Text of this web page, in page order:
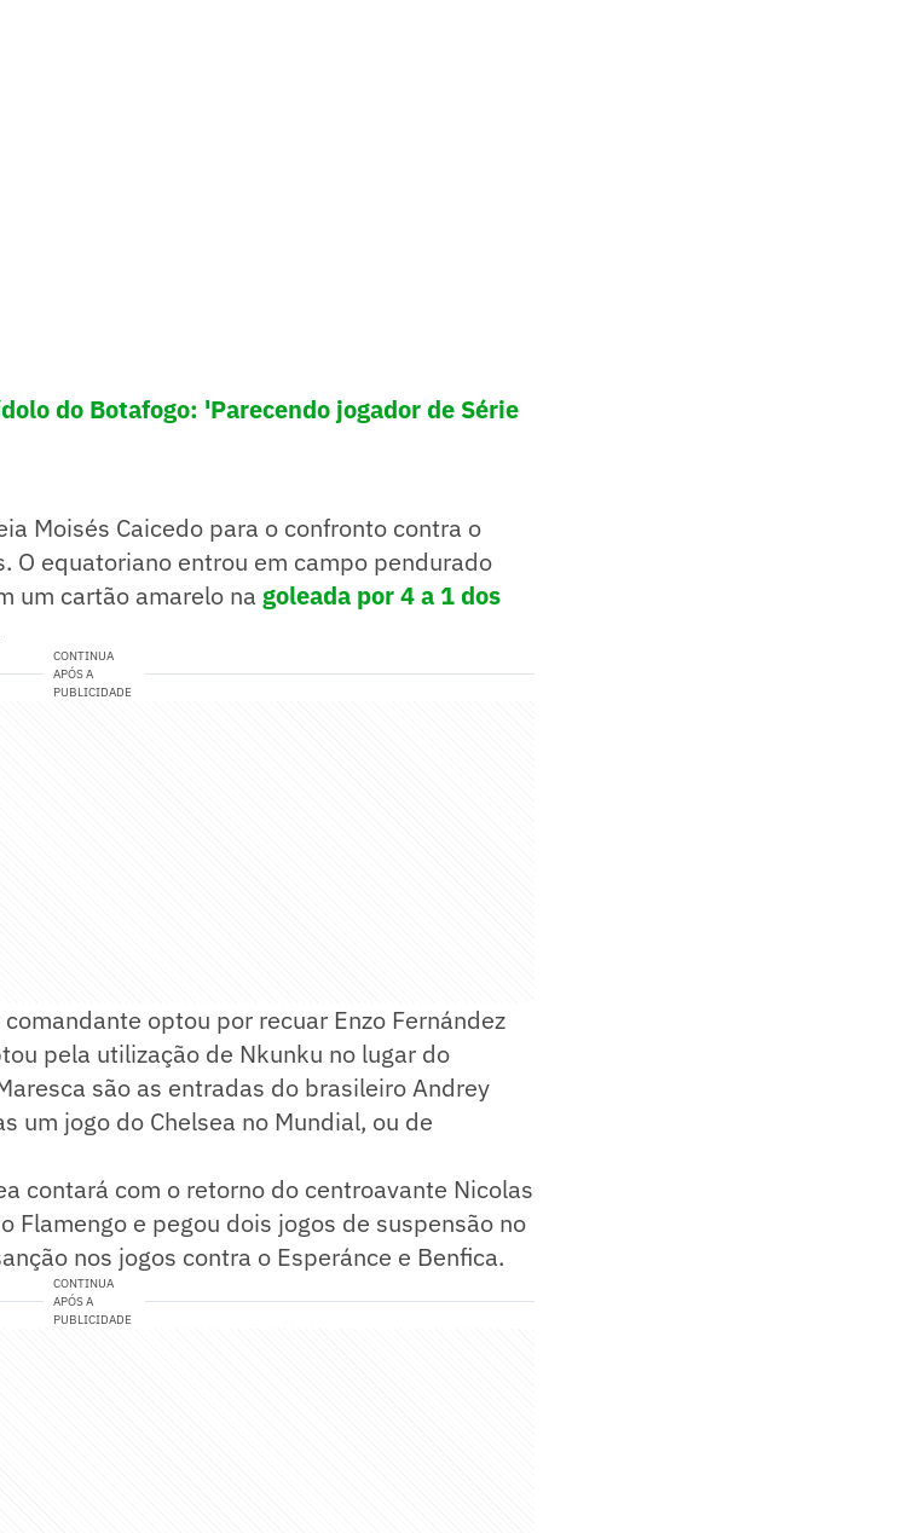
do Botafogo: 'Parecendo jogador de Série
Moisés Caicedo para o confronto contra o
O equatoriano entrou em campo pendurado
um cartão amarelo na goleada por 4 a 1 dos
CONTINUA
APÓS A
PUBLICIDADE
optou por recuar Enzo Fernández
pela utilização de Nkunku no lugar do
são as entradas do brasileiro Andrey
um jogo do Chelsea no Mundial, ou de
contará com o retorno do centroavante Nicolas
Flamengo e pegou dois jogos de suspensão no
nos jogos contra o Esperánce e Benfica.
CONTINUA
APÓS A
PUBLICIDADE